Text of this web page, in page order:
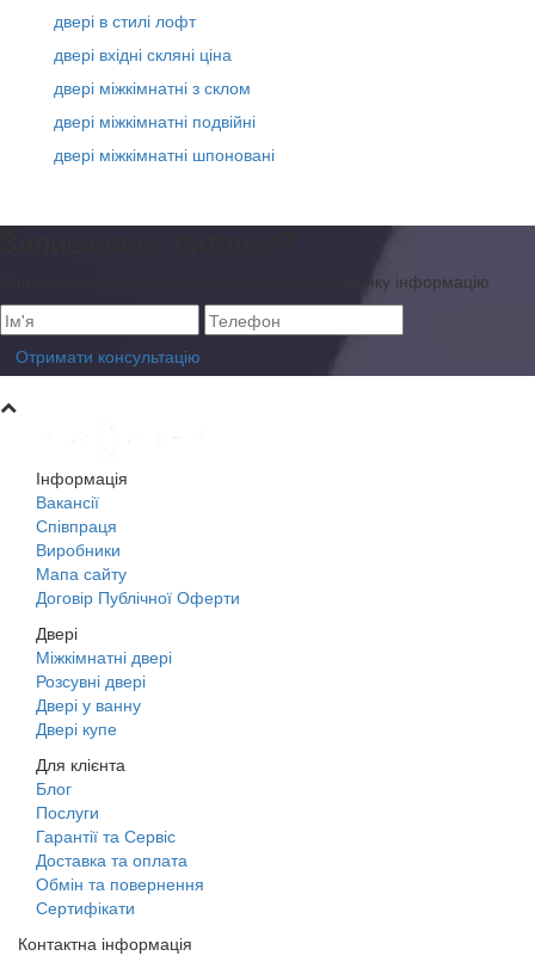
двері в стилі лофт
двері вхідні скляні ціна
двері міжкімнатні з склом
двері міжкімнатні подвійні
двері міжкімнатні шпоновані
Залишились питання?
Наші спеціалісти люб’язно нададуть вам будь-яку інформацію
Отримати консультацію
Інформація
Вакансії
Співпраця
Виробники
Мапа сайту
Договір Публічної Оферти
Двері
Міжкімнатні двері
Розсувні двері
Двері у ванну
Двері купе
Для клієнта
Блог
Послуги
Гарантії та Сервіс
Доставка та оплата
Обмін та повернення
Сертифікати
Контактна інформація